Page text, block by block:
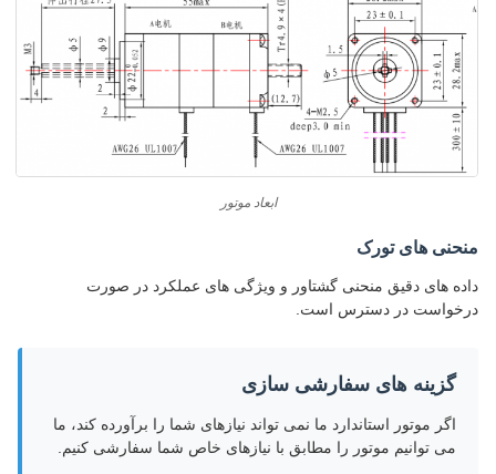
ابعاد موتور
منحنی های تورک
داده های دقیق منحنی گشتاور و ویژگی های عملکرد در صورت
درخواست در دسترس است.
گزینه های سفارشی سازی
اگر موتور استاندارد ما نمی تواند نیازهای شما را برآورده کند، ما
می توانیم موتور را مطابق با نیازهای خاص شما سفارشی کنیم.